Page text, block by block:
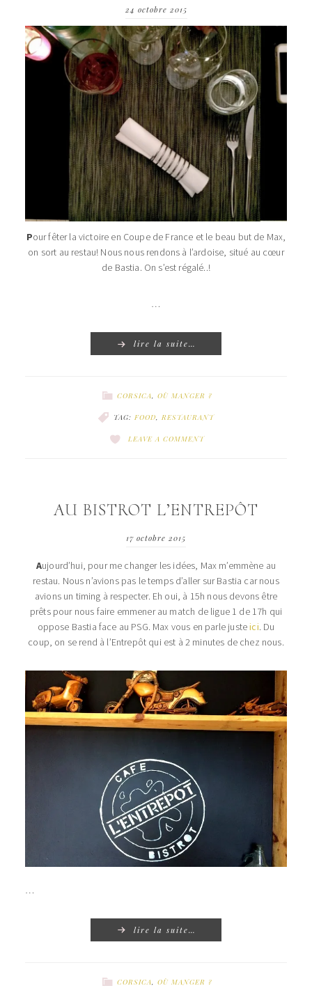
24 octobre 2015
Pour fêter la victoire en Coupe de France et le beau but de Max,
on sort au restau! Nous nous rendons à l’ardoise, situé au cœur
de Bastia. On s’est régalé..!
…
lire la suite…
CORSICA, OÙ MANGER ?
TAG: FOOD, RESTAURANT
LEAVE A COMMENT
AU BISTROT L’ENTREPÔT
17 octobre 2015
Aujourd’hui, pour me changer les idées, Max m’emmène au
restau. Nous n’avions pas le temps d’aller sur Bastia car nous
avions un timing à respecter. Eh oui, à 15h nous devons être
prêts pour nous faire emmener au match de ligue 1 de 17h qui
oppose Bastia face au PSG. Max vous en parle justeici. Du
coup, on se rend à l’Entrepôt qui est à 2 minutes de chez nous.
…
lire la suite…
CORSICA OÙ MANGER ?